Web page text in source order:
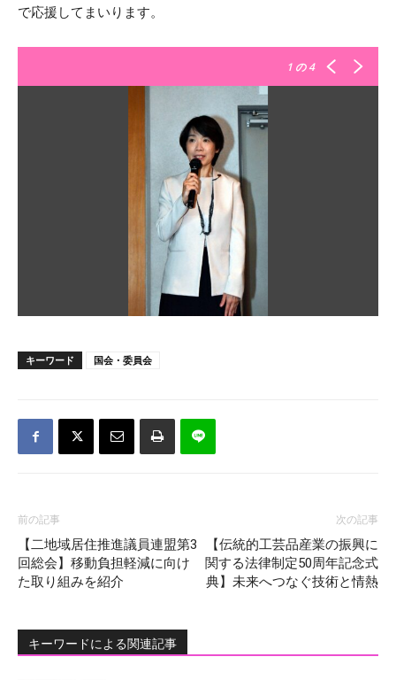
で応援してまいります。
1 の 4
キーワード 国会・委員会
前の記事
【二地域居住推進議員連盟第3
回総会】移動負担軽減に向け
た取り組みを紹介
次の記事
【伝統的工芸品産業の振興に
関する法律制定50周年記念式
典】未来へつなぐ技術と情熱
キーワードによる関連記事